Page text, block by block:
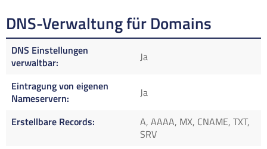
DNS-Verwaltung für Domains
DNS Einstellungen
verwaltbar
Ja
Eintragung von eigenen
Nameservern
Ja
Erstellbare Records
A, AAAA, MX, CNAME, TXT,
SRV